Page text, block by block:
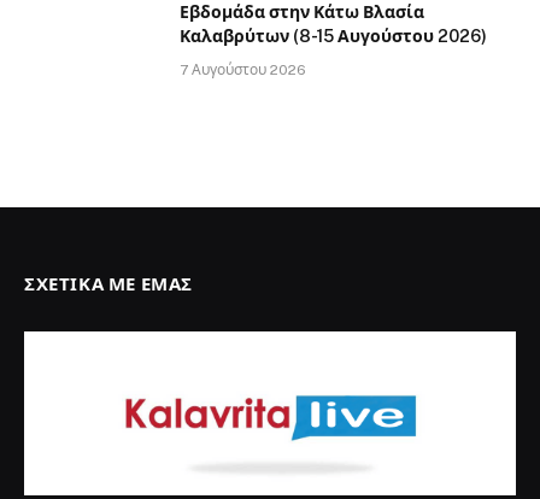
Εβδομάδα στην Κάτω Βλασία
Καλαβρύτων (8-15 Αυγούστου 2026)
7 Αυγούστου 2026
ΣΧΕΤΙΚΆ ΜΕ ΕΜΆΣ